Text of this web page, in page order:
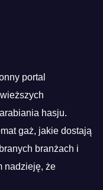
portal
hasju.
gaż, jakie dostają
branżach i
nadzieję, że